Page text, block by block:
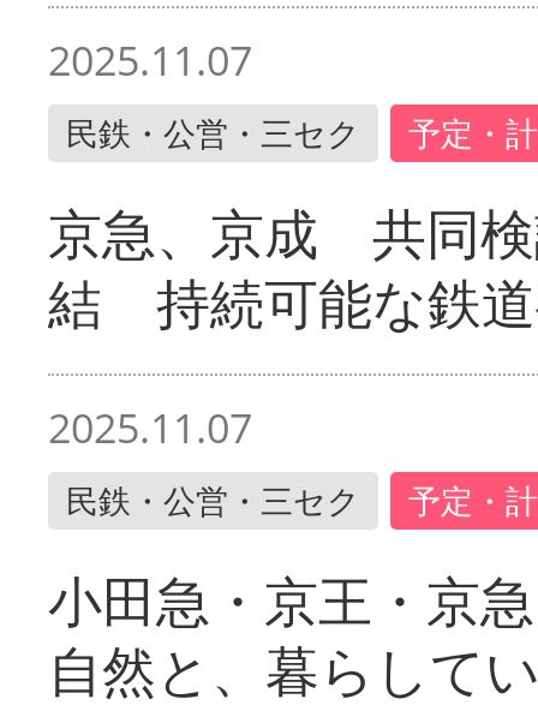
2025.11.07
民鉄・公営・三セク 予定・
京急、京成 共同
結 持続可能な鉄
2025.11.07
民鉄・公営・三セク 予定・
小田急・京王・京
自然と、暮らして